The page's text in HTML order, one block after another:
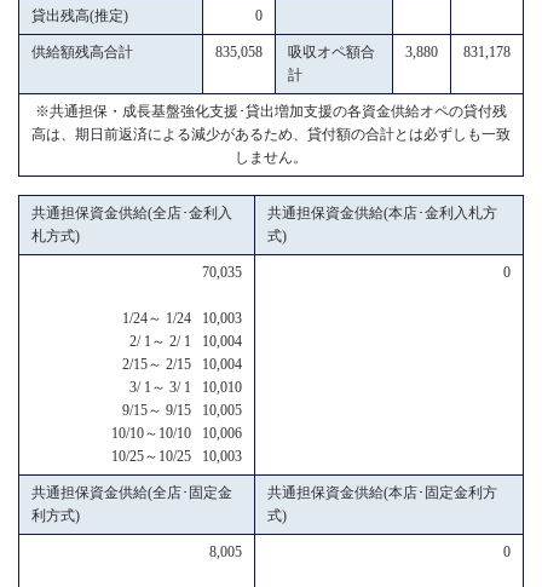
貸出残高(推定) 0
供給額残高合計 835,058
吸収オペ額合
計
3,880 831,178
※共通担保・成長基盤強化支援･貸出増加支援の各資金供給オペの貸付残
高は、期日前返済による減少があるため、貸付額の合計とは必ずしも一致
しません。
共通担保資金供給(全店･金利入
札方式)
共通担保資金供給(本店･金利入札方
式)
70,035
1/24～ 1/24 10,003
2/ 1～ 2/ 1 10,004
2/15～ 2/15 10,004
3/ 1～ 3/ 1 10,010
9/15～ 9/15 10,005
10/10～10/10 10,006
10/25～10/25 10,003
0
共通担保資金供給(全店･固定金
利方式)
共通担保資金供給(本店･固定金利方
式)
8,005 0